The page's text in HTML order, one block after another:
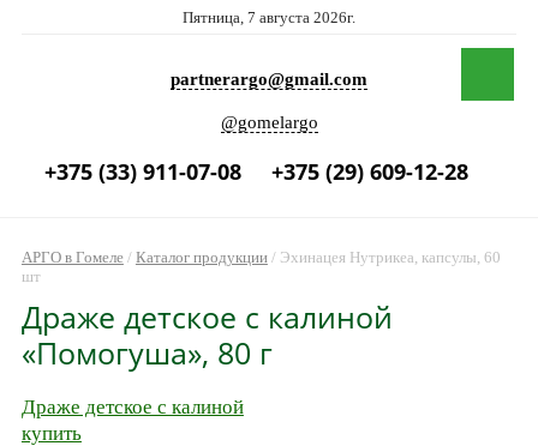
Пятница, 7 августа 2026г.
partnerargo@gmail.com
@gomelargo
+375 (33) 911-07-08 +375 (29) 609-12-28
АРГО в Гомеле/ Каталог продукции/ Эхинацея Нутрикеа, капсулы, 60
шт
Драже детское с калиной
«Помогуша», 80 г
Драже детское с калиной
купить